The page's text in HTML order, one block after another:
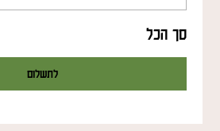
סך הכל
לתשלום